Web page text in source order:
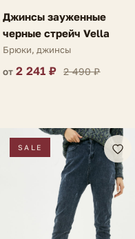
Джинсы зауженные
черные стрейч Vella
Брюки, джинсы
от 2 241 ₽ 2 490 ₽
SALE